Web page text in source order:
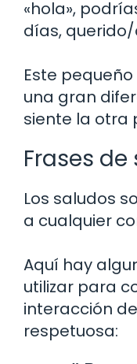
«hola»,
días,
Este
una gran
siente la otra
Frases
Los saludos
a cualquier
Aquí hay
utilizar para
interacción
respetuosa: